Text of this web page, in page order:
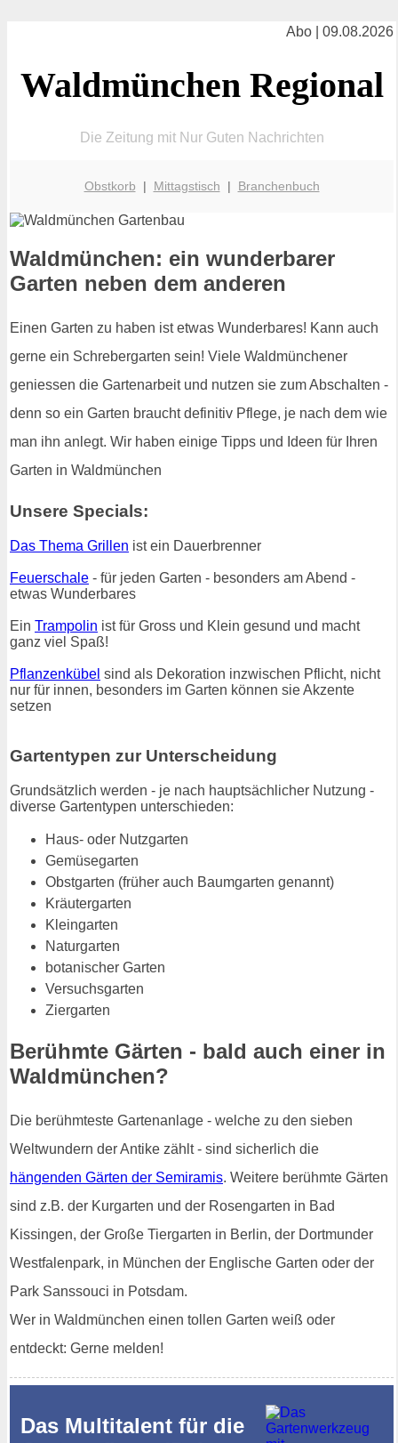
Abo | 09.08.2026
Waldmünchen Regional
Die Zeitung mit Nur Guten Nachrichten
Obstkorb | Mittagstisch | Branchenbuch
Waldmünchen: ein wunderbarer
Garten neben dem anderen
Einen Garten zu haben ist etwas Wunderbares! Kann auch
gerne ein Schrebergarten sein! Viele Waldmünchener
geniessen die Gartenarbeit und nutzen sie zum Abschalten -
denn so ein Garten braucht definitiv Pflege, je nach dem wie
man ihn anlegt. Wir haben einige Tipps und Ideen für Ihren
Garten in Waldmünchen
Unsere Specials:
Das Thema Grillen ist ein Dauerbrenner
Feuerschale - für jeden Garten - besonders am Abend -
etwas Wunderbares
Ein Trampolin ist für Gross und Klein gesund und macht
ganz viel Spaß!
Pflanzenkübel sind als Dekoration inzwischen Pflicht, nicht
nur für innen, besonders im Garten können sie Akzente
setzen
Gartentypen zur Unterscheidung
Grundsätzlich werden - je nach hauptsächlicher Nutzung -
diverse Gartentypen unterschieden:
Haus- oder Nutzgarten
Gemüsegarten
Obstgarten (früher auch Baumgarten genannt)
Kräutergarten
Kleingarten
Naturgarten
botanischer Garten
Versuchsgarten
Ziergarten
Berühmte Gärten - bald auch einer in
Waldmünchen?
Die berühmteste Gartenanlage - welche zu den sieben
Weltwundern der Antike zählt - sind sicherlich die
hängenden Gärten der Semiramis. Weitere berühmte Gärten
sind z.B. der Kurgarten und der Rosengarten in Bad
Kissingen, der Große Tiergarten in Berlin, der Dortmunder
Westfalenpark, in München der Englische Garten oder der
Park Sanssouci in Potsdam.
Wer in Waldmünchen einen tollen Garten weiß oder
entdeckt: Gerne melden!
Das Multitalent für die